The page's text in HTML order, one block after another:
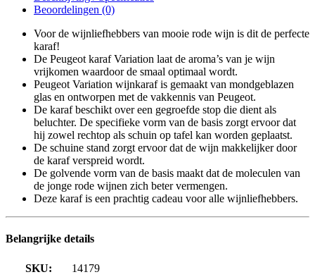
Beoordelingen (0)
Voor de wijnliefhebbers van mooie rode wijn is dit de perfecte
karaf!
De Peugeot karaf Variation laat de aroma’s van je wijn
vrijkomen waardoor de smaal optimaal wordt.
Peugeot Variation wijnkaraf is gemaakt van mondgeblazen
glas en ontworpen met de vakkennis van Peugeot.
De karaf beschikt over een gegroefde stop die dient als
beluchter. De specifieke vorm van de basis zorgt ervoor dat
hij zowel rechtop als schuin op tafel kan worden geplaatst.
De schuine stand zorgt ervoor dat de wijn makkelijker door
de karaf verspreid wordt.
De golvende vorm van de basis maakt dat de moleculen van
de jonge rode wijnen zich beter vermengen.
Deze karaf is een prachtig cadeau voor alle wijnliefhebbers.
Belangrijke details
SKU:
14179